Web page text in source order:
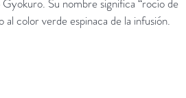
Su nombre significa “rocío de
al color verde espinaca de la infusión.